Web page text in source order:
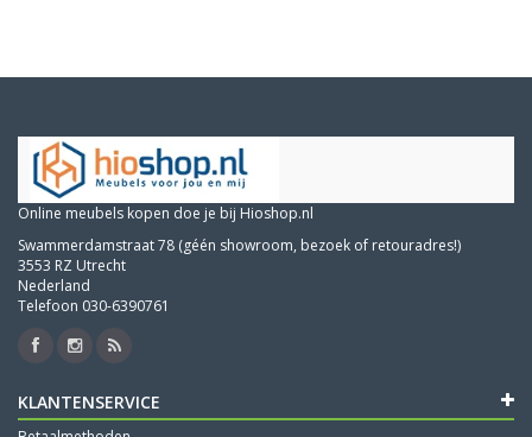
Online meubels kopen doe je bij Hioshop.nl
Swammerdamstraat 78 (géén showroom, bezoek of retouradres!)
3553 RZ Utrecht
Nederland
Telefoon 030-6390761
KLANTENSERVICE